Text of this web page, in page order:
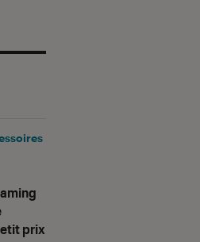
prix